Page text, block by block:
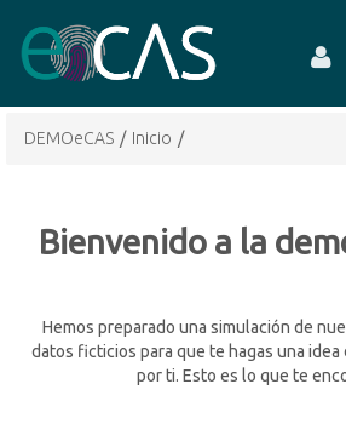
DEMOeCAS / Inicio /
Bienvenido a la
Hemos preparado una simulación de
datos ficticios para que te hagas una
por ti. Esto es lo que te